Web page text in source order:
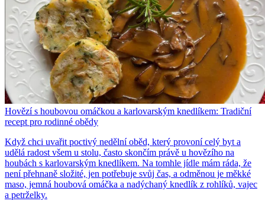
Hovězí s houbovou omáčkou a karlovarským knedlíkem: Tradiční
recept pro rodinné obědy
Když chci uvařit poctivý nedělní oběd, který provoní celý byt a
udělá radost všem u stolu, často skončím právě u hovězího na
houbách s karlovarským knedlíkem. Na tomhle jídle mám ráda, že
není přehnaně složité, jen potřebuje svůj čas, a odměnou je měkké
maso, jemná houbová omáčka a nadýchaný knedlík z rohlíků, vajec
a petrželky.